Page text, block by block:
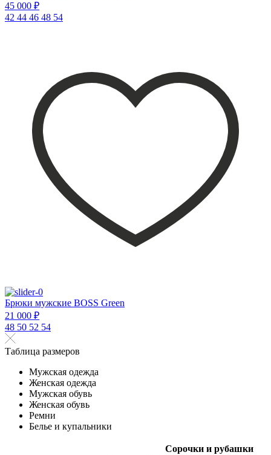
45 000 ₽
42 44 46 48 54
Брюки мужские BOSS Green
21 000 ₽
48 50 52 54
Таблица размеров
Мужская одежда
Женская одежда
Мужская обувь
Женская обувь
Ремни
Белье и купальники
Сорочки и рубашки